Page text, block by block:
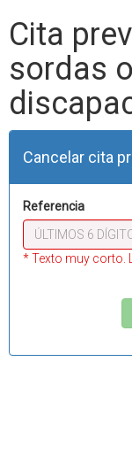
Cita
sordas
Cancelar cita
Referencia
* Texto muy corto.